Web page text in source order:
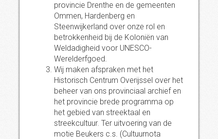
provincie Drenthe en de gemeenten
Ommen, Hardenberg en
Steenwijkerland over onze rol en
betrokkenheid bij de Koloniën van
Weldadigheid voor UNESCO-
Werelderfgoed.
Wij maken afspraken met het
Historisch Centrum Overijssel over het
beheer van ons provinciaal archief en
het provincie brede programma op
het gebied van streektaal en
streekcultuur. Ter uitvoering van de
motie Beukers c.s. (Cultuurnota